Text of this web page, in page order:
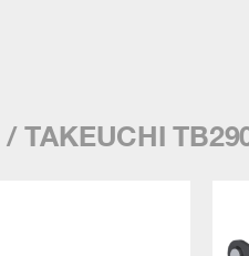
/ TAKEUCHI